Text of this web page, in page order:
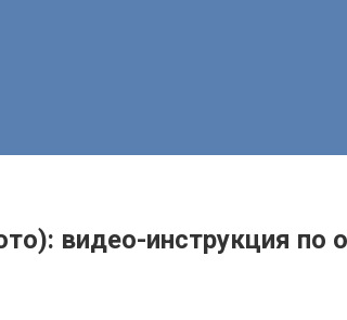
видео-инструкция